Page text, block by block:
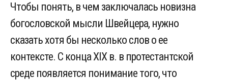
Чтобы понять, в чем заключалась новизна
богословской мысли Швейцера, нужно
сказать хотя бы несколько слов о ее
контексте. С конца XIX в. в протестантской
среде появляется понимание того, что